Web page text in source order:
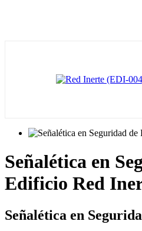
Señalética en
Edificio Red
Señalética en